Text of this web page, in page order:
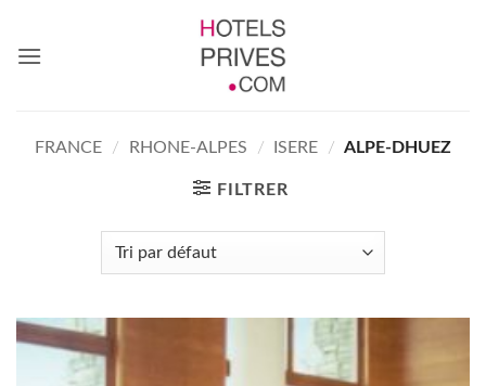
contenu
FRANCE / RHONE-ALPES / ISERE / ALPE-DHUEZ
FILTRER